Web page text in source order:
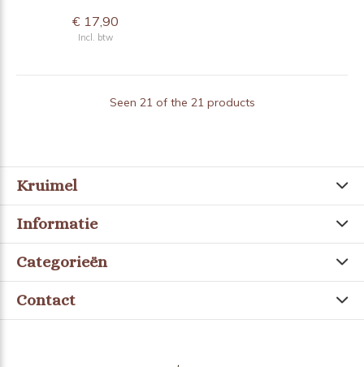
€ 17,90
Incl. btw
Seen 21 of the 21 products
Kruimel
Informatie
Categorieën
Contact